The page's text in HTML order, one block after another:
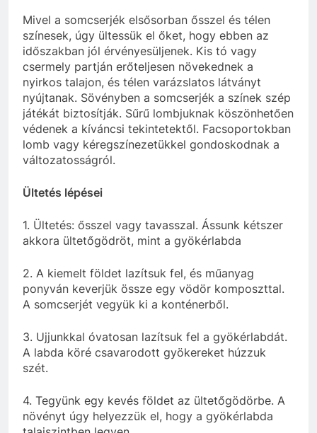
Mivel a somcserjék elsősorban ősszel és télen
színesek, úgy ültessük el őket, hogy ebben az
időszakban jól érvényesüljenek. Kis tó vagy
csermely partján erőteljesen növekednek a
nyirkos talajon, és télen varázslatos látványt
nyújtanak. Sövényben a somcserjék a színek szép
játékát biztosítják. Sűrű lombjuknak köszönhetően
védenek a kíváncsi tekintetektől. Facsoportokban
lomb vagy kéregszínezetükkel gondoskodnak a
változatosságról.
Ültetés lépései
1. Ültetés: ősszel vagy tavasszal. Ássunk kétszer
akkora ültetőgödröt, mint a gyökérlabda
2. A kiemelt földet lazítsuk fel, és műanyag
ponyván keverjük össze egy vödör komposzttal.
A somcserjét vegyük ki a konténerből.
3. Ujjunkkal óvatosan lazítsuk fel a gyökérlabdát.
A labda köré csavarodott gyökereket húzzuk
szét.
4. Tegyünk egy kevés földet az ültetőgödörbe. A
növényt úgy helyezzük el, hogy a gyökérlabda